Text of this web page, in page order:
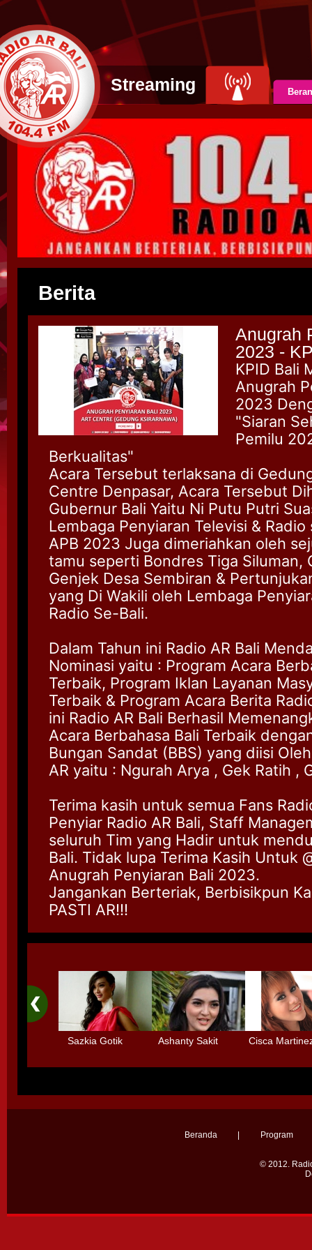
Streaming
Berita
Anugrah
2023 -
KPID Bali
Anugrah
2023
"Siaran
Pemilu
Berkualitas"
Acara Tersebut terlaksana di
Centre Denpasar, Acara Tersebut
Gubernur Bali Yaitu Ni Putu Putri
Lembaga Penyiaran Televisi & Radio
APB 2023 Juga dimeriahkan oleh
tamu seperti Bondres Tiga Siluman,
Genjek Desa Sembiran &
yang Di Wakili oleh Lembaga
Radio Se-Bali.
Dalam Tahun ini Radio AR Bali
Nominasi yaitu : Program Acara
Terbaik, Program Iklan Layanan
Terbaik & Program Acara Berita
ini Radio AR Bali Berhasil
Acara Berbahasa Bali Terbaik
Bungan Sandat (BBS) yang diisi
AR yaitu : Ngurah Arya , Gek Ratih ,
Terima kasih untuk semua Fans
Penyiar Radio AR Bali, Staff
seluruh Tim yang Hadir untuk
Bali. Tidak lupa Terima Kasih Untuk
Anugrah Penyiaran Bali 2023.
Jangankan Berteriak, Berbisikpun
PASTI AR!!!
Sazkia Gotik
Sinetron
Ashanty Sakit
Otak karena
Cisca
Tidak mau
Beranda Program
© 2012.